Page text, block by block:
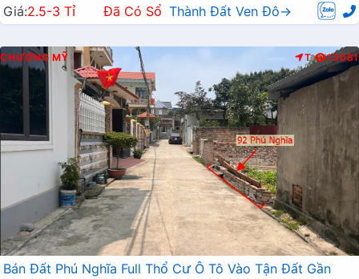
Giá:2.5-3 Tỉ Đã Có Sổ Thành Đất Ven Đô→
CHƯƠNG MỸ T 13081
Bán Đất Phú Nghĩa Full Thổ Cư Ô Tô Vào Tận Đất Gần